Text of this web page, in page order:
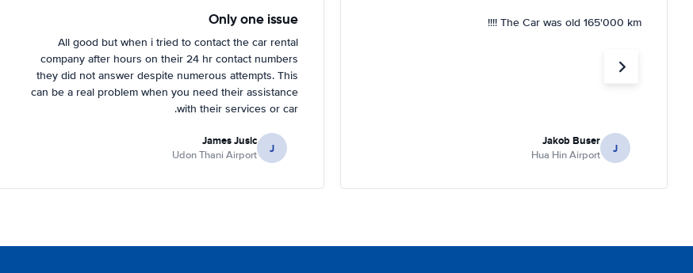
The Car was old 165'000 km !!!!
J
Jakob Buser
Hua Hin Airport
Only one issue
All good but when i tried to contact the car rental
company after hours on their 24 hr contact numbers
they did not answer despite numerous attempts. This
can be a real problem when you need their assistance
with their services or car.
J
James Jusic
Udon Thani Airport